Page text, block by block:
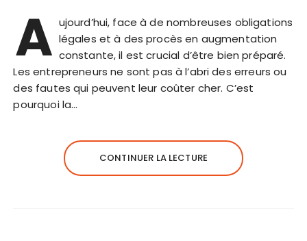
A ujourd’hui, face à de nombreuses obligations
légales et à des procès en augmentation
constante, il est crucial d’être bien préparé.
Les entrepreneurs ne sont pas à l’abri des erreurs ou
des fautes qui peuvent leur coûter cher. C’est
pourquoi la…
CONTINUER LA LECTURE